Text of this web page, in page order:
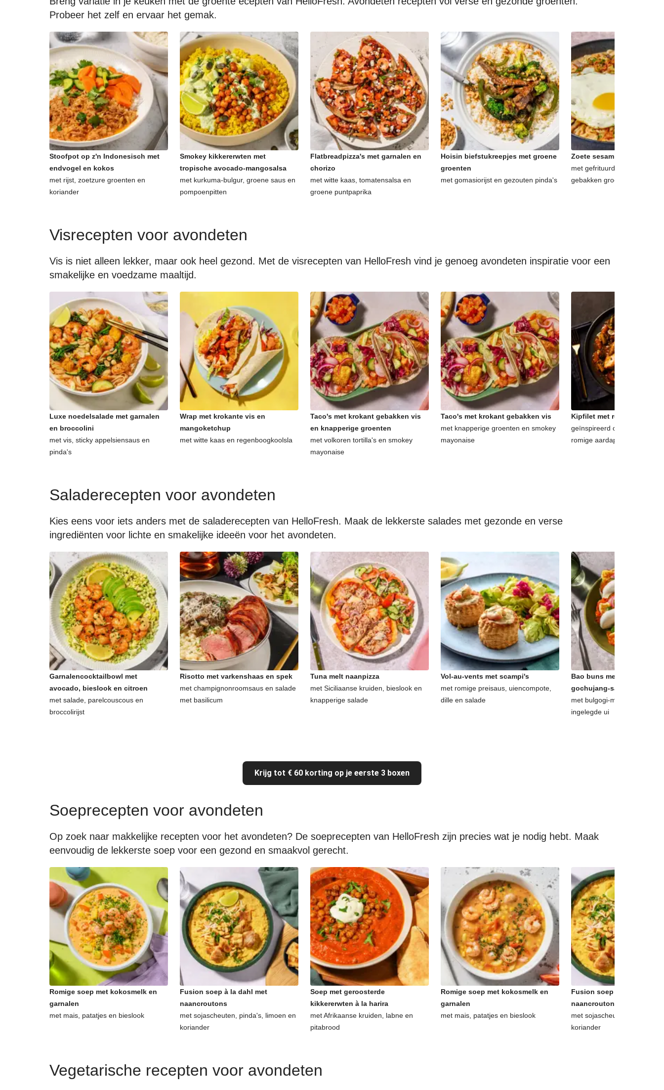
Probeer het zelf en ervaar het gemak.
Stoofpot op z'n Indonesisch met
endvogel en kokos
met rijst, zoetzure groenten en
koriander
Smokey kikkererwten met
tropische avocado-mangosalsa
met kurkuma-bulgur, groene saus en
pompoenpitten
Flatbreadpizza's met garnalen en
chorizo
met witte kaas, tomatensalsa en
groene puntpaprika
Hoisin biefstukreepjes met groene
groenten
met gomasiorijst en gezouten pinda's
Zoete sesamnoedels met
met gefrituurde uitjes,
gebakken groenten
Visrecepten voor avondeten
Vis is niet alleen lekker, maar ook heel gezond. Met de visrecepten van HelloFresh vind je genoeg avondeten inspiratie voor een
smakelijke en voedzame maaltijd.
Luxe noedelsalade met garnalen
en broccolini
met vis, sticky appelsiensaus en
pinda's
Wrap met krokante vis en
mangoketchup
met witte kaas en regenboogkoolsla
Taco's met krokant gebakken vis
en knapperige groenten
met volkoren tortilla's en smokey
mayonaise
Taco's met krokant gebakken vis
met knapperige groenten en smokey
mayonaise
Kipfilet met rodewijnstoof
geïnspireerd op coq au vin,
romige aardappelpuree
Saladerecepten voor avondeten
Kies eens voor iets anders met de saladerecepten van HelloFresh. Maak de lekkerste salades met gezonde en verse
ingrediënten voor lichte en smakelijke ideeën voor het avondeten.
Garnalencocktailbowl met
avocado, bieslook en citroen
met salade, parelcouscous en
broccolirijst
Risotto met varkenshaas en spek
met champignonroomsaus en salade
met basilicum
Tuna melt naanpizza
met Siciliaanse kruiden, bieslook en
knapperige salade
Vol-au-vents met scampi's
met romige preisaus, uiencompote,
dille en salade
Bao buns met halloumi en
gochujang-salade
met bulgogi-mayonaise,
ingelegde ui
Krijg tot € 60 korting op je eerste 3 boxen
Soeprecepten voor avondeten
Op zoek naar makkelijke recepten voor het avondeten? De soeprecepten van HelloFresh zijn precies wat je nodig hebt. Maak
eenvoudig de lekkerste soep voor een gezond en smaakvol gerecht.
Romige soep met kokosmelk en
garnalen
met mais, patatjes en bieslook
Fusion soep à la dahl met
naancroutons
met sojascheuten, pinda's, limoen en
koriander
Soep met geroosterde
kikkererwten à la harira
met Afrikaanse kruiden, labne en
pitabrood
Romige soep met kokosmelk en
garnalen
met mais, patatjes en bieslook
Fusion soep à la dahl met
naancroutons
met sojascheuten, pinda's,
koriander
Vegetarische recepten voor avondeten